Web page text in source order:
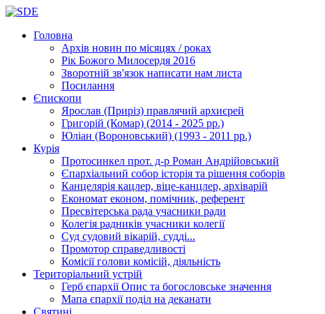
Головна
Архів новин по місяцях / роках
Рік Божого Милосердя 2016
Зворотній зв'язок написати нам листа
Посилання
Єпископи
Ярослав (Приріз) правлячий архиєрей
Григорій (Комар) (2014 - 2025 рр.)
Юліан (Вороновський) (1993 - 2011 рр.)
Курія
Протосинкел прот. д-р Роман Андрійовський
Єпархіальний собор історія та рішення соборів
Канцелярія кацлер, віце-канцлер, архіварій
Економат економ, помічник, референт
Пресвітерська рада учасники ради
Колегія радників учасники колегії
Суд судовий вікарій, судді...
Промотор справедливості
Комісіїголови комісій, діяльність
Територіальний устрій
Герб єпархіїОпис та богословське значення
Мапа єпархіїподіл на деканати
Святині